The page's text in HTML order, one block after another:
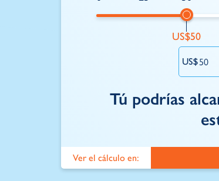
Tú podrías
Ver el cálculo en: